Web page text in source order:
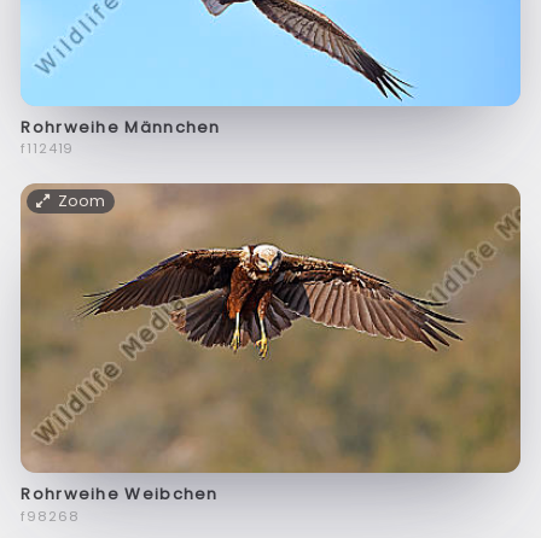
Rohrweihe Männchen
f112419
Zoom
Rohrweihe Weibchen
f98268